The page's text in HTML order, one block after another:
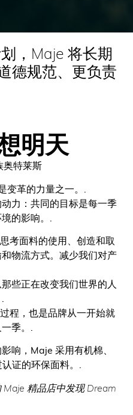
，Maje 将长期
德规范、更负责
明天
奥特莱斯
革的力量之一。.
力：共同的目标是每一季
的影响。.
考面料的使用、创造和取
物流方式。减少我们对产
些正在改变我们世界的人
程，也是品牌从一开始就
季。.
响，Maje 采用有机棉、
证的环保面料。.
Maje 精品店中发现 Dream